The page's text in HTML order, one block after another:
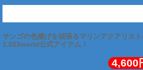
サンゴの色揚げを頑張るマリンアクアリスト
1.023world公式アイテム！
4,600